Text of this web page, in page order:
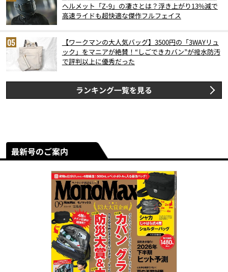
ヘルメット「Z-9」の凄さとは？浮き上がり13%減で
高速ライドも超快適な傑作フルフェイス
【ワークマンの大人気バッグ】3500円の「3WAYリュ
ック」をマニアが絶賛！“しごできカバン”が撥水防汚
で評判以上に優秀だった
ランキング一覧を見る
最新号のご案内